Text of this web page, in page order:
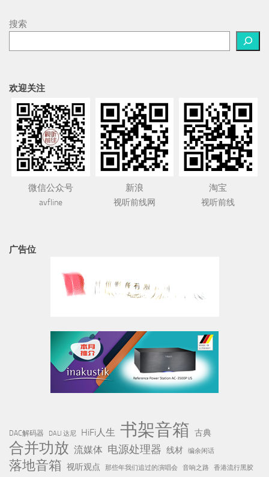
搜索
欢迎关注
微信公众号
avfline
新浪
视听前线网
淘宝
视听前线
广告位
DAC解码器 DALI 达尼 HiFi人生 书架音箱 古典
合并功放 流媒体 电源处理器 线材 编余闲话
落地音箱 视听观点 那些年我们追过的演唱会 音响之路 香港流行黑胶